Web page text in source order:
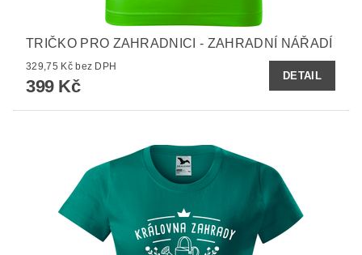
TRIČKO PRO ZAHRADNICI - ZAHRADNÍ NÁŘADÍ
329,75 Kč bez DPH
399 Kč
DETAIL